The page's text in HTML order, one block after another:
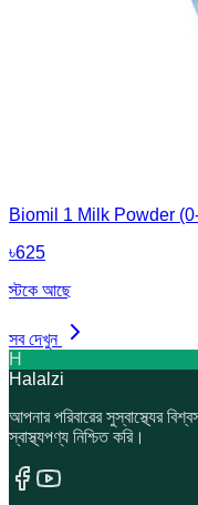
Biomil 1 Milk Powder
৳625
স্টকে আছে
সব দেখুন
H
Halalzi
আপনার পরিবারের সুস্বাস্থ্যের
স্বাস্থ্যপণ্য নিশ্চিত করি।